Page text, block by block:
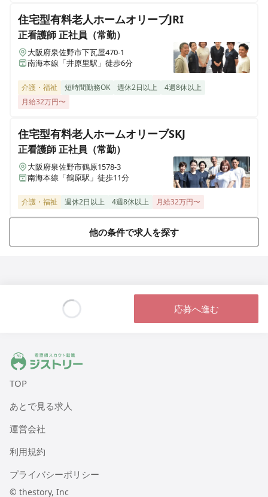
住宅型有料老人ホーム ピースフリー枚方（メディケアポー
ト）
大阪府枚方市茄子作南町221-1
住宅型有料老人ホーム ピースフリー岸和田（メディケアポ
ート）
大阪府岸和田市吉井町4-13-11
住宅型有料老人ホーム ピースフリー寝屋川（メディケアポ
ート）
大阪府寝屋川市少路南18-22
住宅型有料老人ホーム ピースフリー富田林（メディケアポ
ート）
大阪府富田林市須賀2-18-10
ヨリソイハウス北津守(メディケアポート)
大阪府大阪市西成区北津守4丁目14-1
大阪府寝屋川市太間町10
住宅型有料老人ホーム ピースフリー堺 アリビオ（メディ
大阪府堺市中区大野芝町251番地
ート）
住宅型有料老人ホームオリーブJRI
正看護師正社員（常勤）
大阪府泉佐野市下瓦屋470-1
南海本線「井原里駅」徒歩6分
介護・福祉 短時間勤務OK 週休2日以上
4週8休以上
月給32万円〜
住宅型有料老人ホームオリーブSKJ
正看護師正社員（常勤）
大阪府泉佐野市鶴原1578-3
南海本線「鶴原駅」徒歩11分
介護・福祉 週休2日以上 4週8休以上 月給32万円〜
他の条件で求人を探す
応募へ進む
ジストリー 看護師の転職マッチング
TOP
あとで見る求人
運営会社
利用規約
プライバシーポリシー
© thestory, Inc